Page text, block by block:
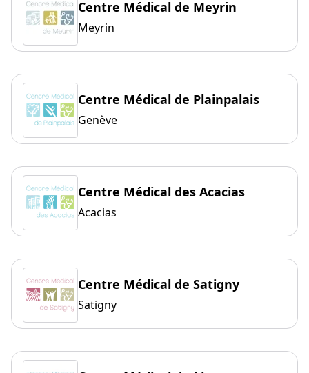
Centre Médical de Meyrin
Meyrin
Centre Médical de Plainpalais
Genève
Centre Médical des Acacias
Acacias
Centre Médical de Satigny
Satigny